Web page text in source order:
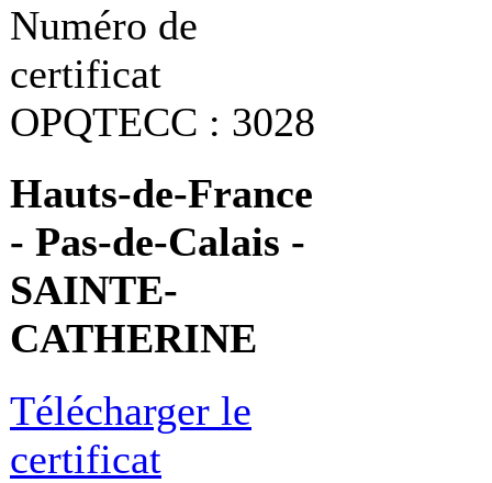
Numéro de
certificat
OPQTECC : 3028
Hauts-de-France
- Pas-de-Calais -
SAINTE-
CATHERINE
Télécharger le
certificat